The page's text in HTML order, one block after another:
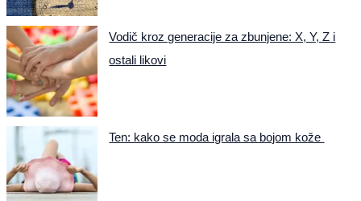
Vodič kroz generacije za zbunjene: X, Y, Z i
ostali likovi
Ten: kako se moda igrala sa bojom kože